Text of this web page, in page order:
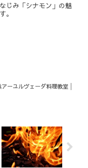
じみ「シナモン」の魅
。
アーユルヴェーダ料理教室│